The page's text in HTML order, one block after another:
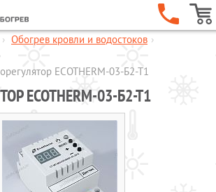
› Обогрев кровли и водостоков ›
ECOTHERM-03-Б2-Т1
ECOTHERM-03-Б2-Т1